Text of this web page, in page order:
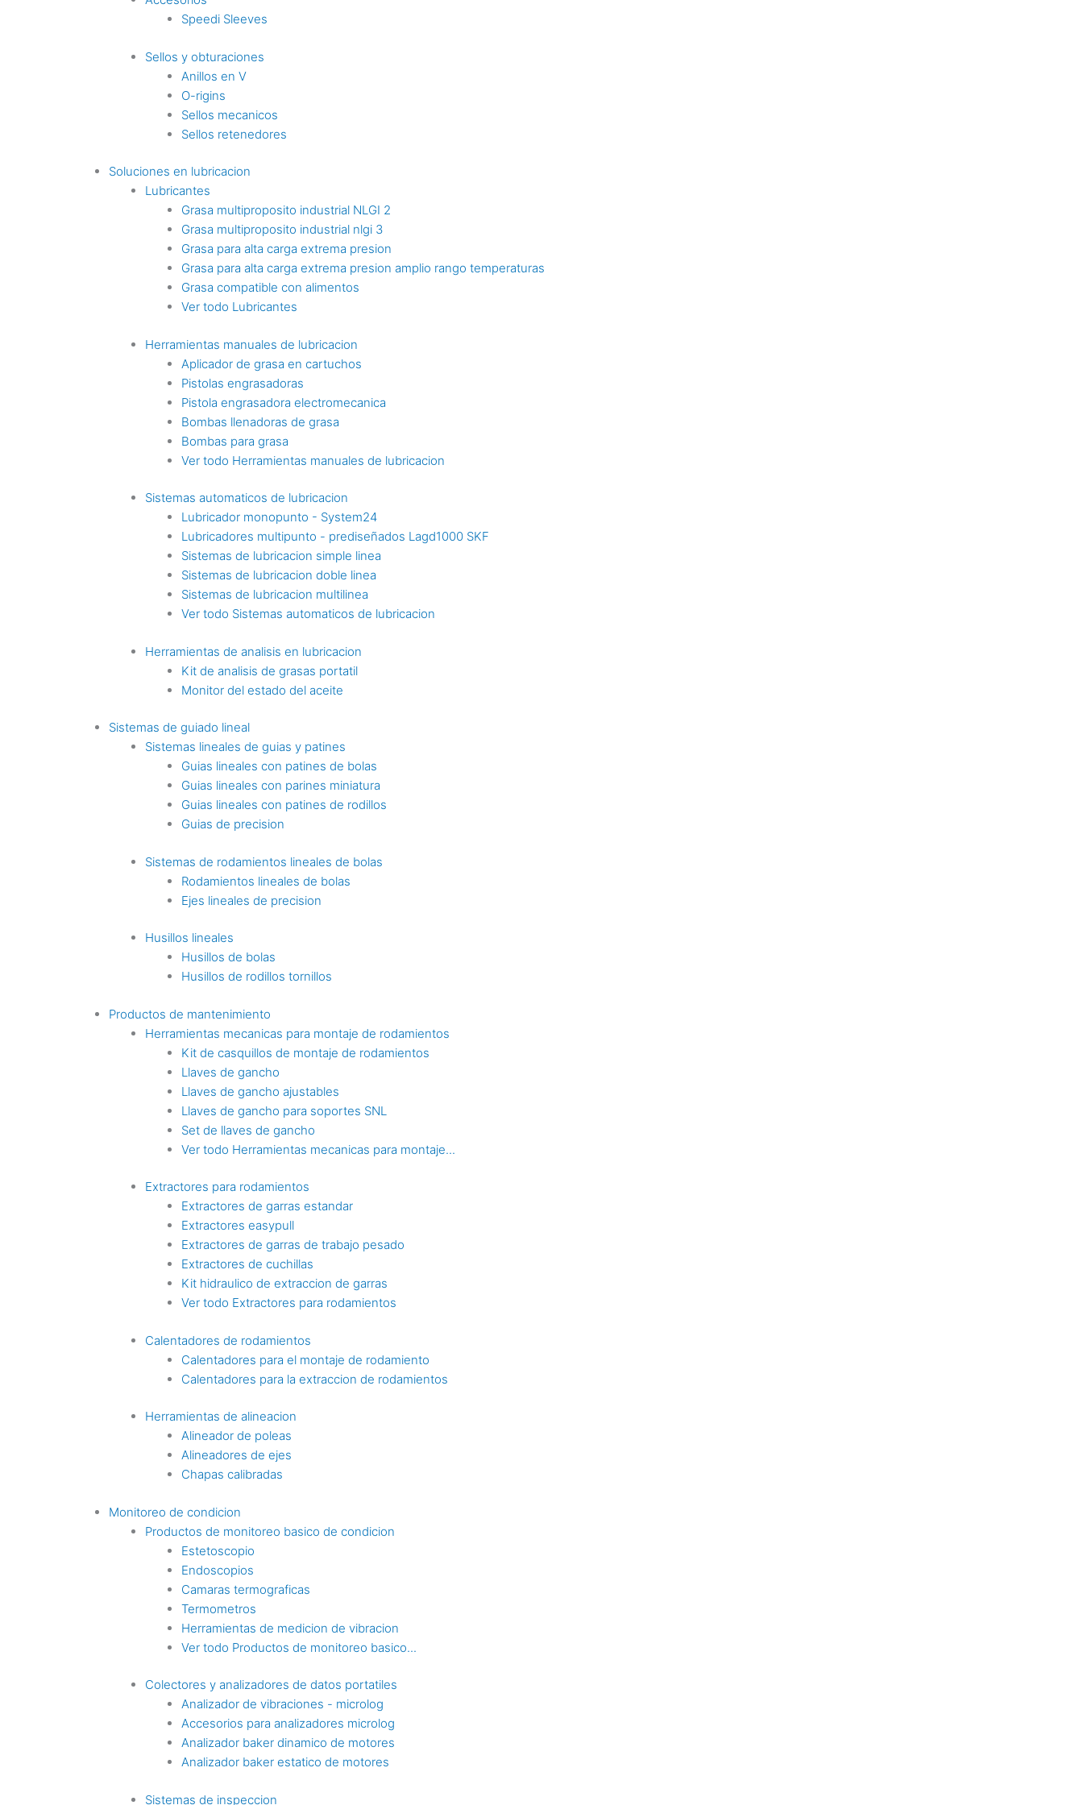
Speedi Sleeves
Sellos y obturaciones
Anillos en V
O-rigins
Sellos mecanicos
Sellos retenedores
Soluciones en lubricacion
Lubricantes
Grasa multiproposito industrial NLGI 2
Grasa multiproposito industrial nlgi 3
Grasa para alta carga extrema presion
Grasa para alta carga extrema presion amplio rango temperaturas
Grasa compatible con alimentos
Ver todo Lubricantes
Herramientas manuales de lubricacion
Aplicador de grasa en cartuchos
Pistolas engrasadoras
Pistola engrasadora electromecanica
Bombas llenadoras de grasa
Bombas para grasa
Ver todo Herramientas manuales de lubricacion
Sistemas automaticos de lubricacion
Lubricador monopunto - System24
Lubricadores multipunto - prediseñados Lagd1000 SKF
Sistemas de lubricacion simple linea
Sistemas de lubricacion doble linea
Sistemas de lubricacion multilinea
Ver todo Sistemas automaticos de lubricacion
Herramientas de analisis en lubricacion
Kit de analisis de grasas portatil
Monitor del estado del aceite
Sistemas de guiado lineal
Sistemas lineales de guias y patines
Guias lineales con patines de bolas
Guias lineales con parines miniatura
Guias lineales con patines de rodillos
Guias de precision
Sistemas de rodamientos lineales de bolas
Rodamientos lineales de bolas
Ejes lineales de precision
Husillos lineales
Husillos de bolas
Husillos de rodillos tornillos
Productos de mantenimiento
Herramientas mecanicas para montaje de rodamientos
Kit de casquillos de montaje de rodamientos
Llaves de gancho
Llaves de gancho ajustables
Llaves de gancho para soportes SNL
Set de llaves de gancho
Ver todo Herramientas mecanicas para montaje...
Extractores para rodamientos
Extractores de garras estandar
Extractores easypull
Extractores de garras de trabajo pesado
Extractores de cuchillas
Kit hidraulico de extraccion de garras
Ver todo Extractores para rodamientos
Calentadores de rodamientos
Calentadores para el montaje de rodamiento
Calentadores para la extraccion de rodamientos
Herramientas de alineacion
Alineador de poleas
Alineadores de ejes
Chapas calibradas
Monitoreo de condicion
Productos de monitoreo basico de condicion
Estetoscopio
Endoscopios
Camaras termograficas
Termometros
Herramientas de medicion de vibracion
Ver todo Productos de monitoreo basico...
Colectores y analizadores de datos portatiles
Analizador de vibraciones - microlog
Accesorios para analizadores microlog
Analizador baker dinamico de motores
Analizador baker estatico de motores
Sistemas de inspeccion